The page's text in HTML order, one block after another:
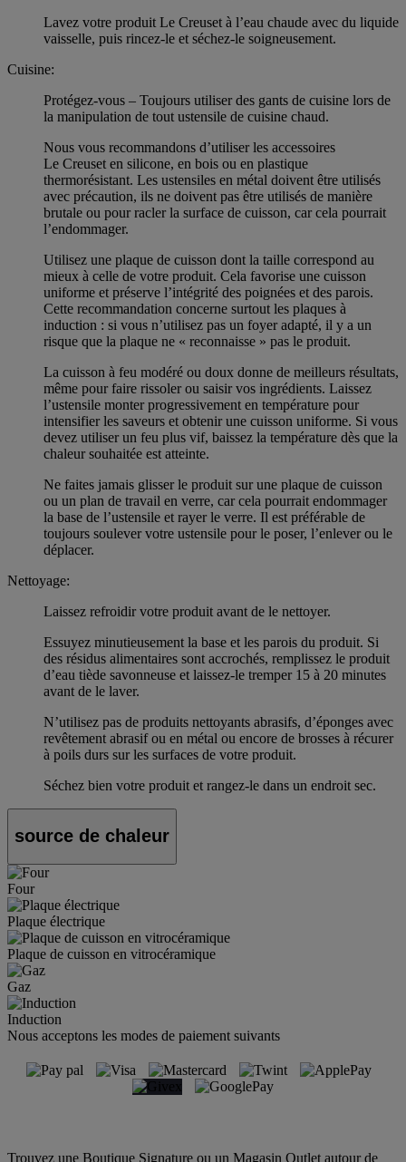
Lavez votre produit Le Creuset à l’eau chaude avec du liquide
vaisselle, puis rincez-le et séchez-le soigneusement.
Cuisine:
Protégez-vous – Toujours utiliser des gants de cuisine lors de
la manipulation de tout ustensile de cuisine chaud.
Nous vous recommandons d’utiliser les accessoires
Le Creuset en silicone, en bois ou en plastique
thermorésistant. Les ustensiles en métal doivent être utilisés
avec précaution, ils ne doivent pas être utilisés de manière
brutale ou pour racler la surface de cuisson, car cela pourrait
l’endommager.
Utilisez une plaque de cuisson dont la taille correspond au
mieux à celle de votre produit. Cela favorise une cuisson
uniforme et préserve l’intégrité des poignées et des parois.
Cette recommandation concerne surtout les plaques à
induction : si vous n’utilisez pas un foyer adapté, il y a un
risque que la plaque ne « reconnaisse » pas le produit.
La cuisson à feu modéré ou doux donne de meilleurs résultats,
même pour faire rissoler ou saisir vos ingrédients. Laissez
l’ustensile monter progressivement en température pour
intensifier les saveurs et obtenir une cuisson uniforme. Si vous
devez utiliser un feu plus vif, baissez la température dès que la
chaleur souhaitée est atteinte.
Ne faites jamais glisser le produit sur une plaque de cuisson
ou un plan de travail en verre, car cela pourrait endommager
la base de l’ustensile et rayer le verre. Il est préférable de
toujours soulever votre ustensile pour le poser, l’enlever ou le
déplacer.
Nettoyage:
Laissez refroidir votre produit avant de le nettoyer.
Essuyez minutieusement la base et les parois du produit. Si
des résidus alimentaires sont accrochés, remplissez le produit
d’eau tiède savonneuse et laissez-le tremper 15 à 20 minutes
avant de le laver.
N’utilisez pas de produits nettoyants abrasifs, d’éponges avec
revêtement abrasif ou en métal ou encore de brosses à récurer
à poils durs sur les surfaces de votre produit.
Séchez bien votre produit et rangez-le dans un endroit sec.
source de chaleur
Four
Plaque électrique
Plaque de cuisson en vitrocéramique
Gaz
Induction
Nous acceptons les modes de paiement suivants
Trouvez une Boutique Signature ou un Magasin Outlet autour de